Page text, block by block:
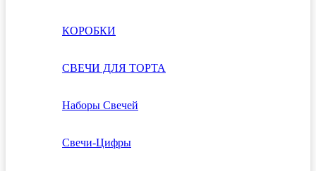
КОРОБКИ
СВЕЧИ ДЛЯ ТОРТА
Наборы Свечей
Свечи-Цифры